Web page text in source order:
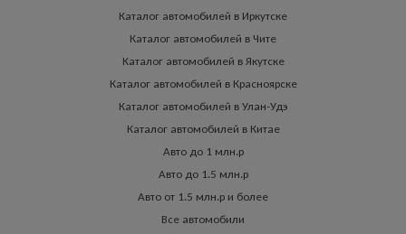
Каталог автомобилей в Иркутске
Каталог автомобилей в Чите
Каталог автомобилей в Якутске
Каталог автомобилей в Красноярске
Каталог автомобилей в Улан-Удэ
Каталог автомобилей в Китае
Авто до 1 млн.р
Авто до 1.5 млн.р
Авто от 1.5 млн.р и более
Все автомобили